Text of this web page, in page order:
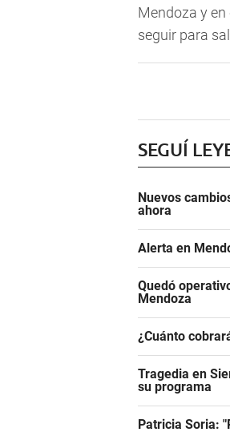
Mendoza y
seguir para
SEGUÍ
Nuevos
ahora
Alerta en
Quedó
Mendoza
¿Cuánto
Tragedia en
su programa
Patricia Soria: